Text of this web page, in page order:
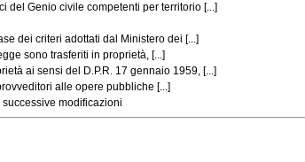
Genio civile competenti per territorio [...]
dei criteri adottati dal Ministero dei [...]
sono trasferiti in proprietà, [...]
ai sensi del D.P.R. 17 gennaio 1959, [...]
alle opere pubbliche [...]
modificazioni